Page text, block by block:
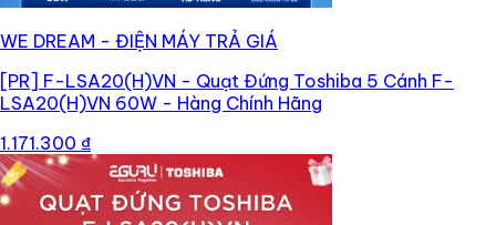
WE DREAM - ĐIỆN MÁY TRẢ GIÁ
[PR] F-LSA20(H)VN - Quạt Đứng Toshiba 5 Cánh F-
LSA20(H)VN 60W - Hàng Chính Hãng
1.171.300 ₫